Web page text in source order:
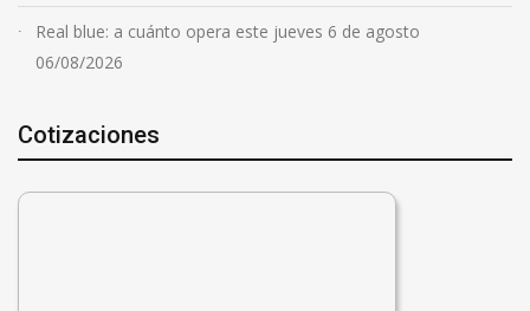
Real blue: a cuánto opera este jueves 6 de agosto
06/08/2026
Cotizaciones